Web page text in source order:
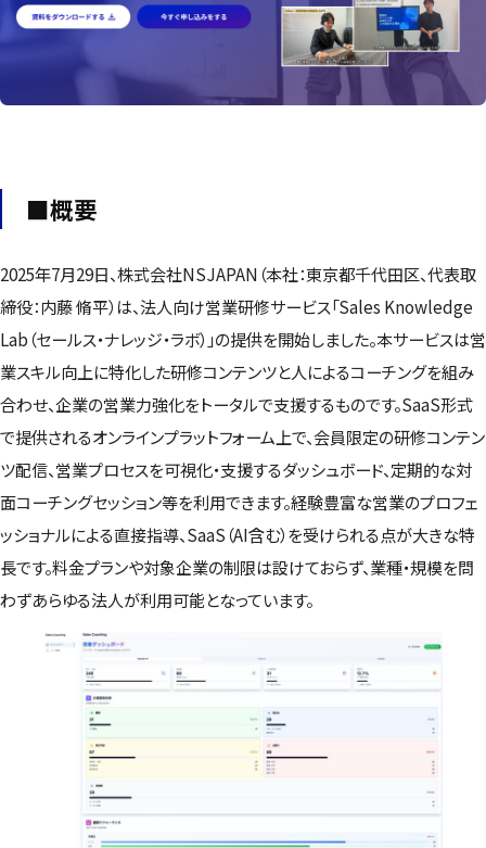
■概要
2025年7月29日、株式会社NSJAPAN（本社：東京都千代田区、代表取
締役：内藤 脩平）は、法人向け営業研修サービス「Sales Knowledge
Lab（セールス・ナレッジ・ラボ）」の提供を開始しました。本サービスは営
業スキル向上に特化した研修コンテンツと人によるコーチングを組み
合わせ、企業の営業力強化をトータルで支援するものです。SaaS形式
で提供されるオンラインプラットフォーム上で、会員限定の研修コンテン
ツ配信、営業プロセスを可視化・支援するダッシュボード、定期的な対
面コーチングセッション等を利用できます。経験豊富な営業のプロフェ
ッショナルによる直接指導、SaaS（AI含む）を受けられる点が大きな特
長です。料金プランや対象企業の制限は設けておらず、業種・規模を問
わずあらゆる法人が利用可能となっています。